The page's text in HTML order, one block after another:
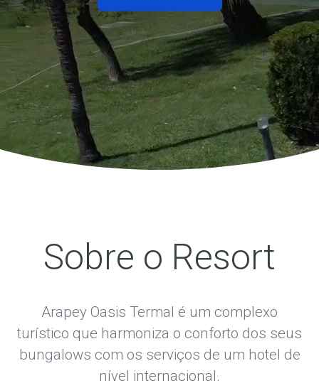
Sobre o Resort
Arapey Oasis Termal é um complexo
turístico que harmoniza o conforto dos seus
bungalows com os serviços de um hotel de
nível internacional.